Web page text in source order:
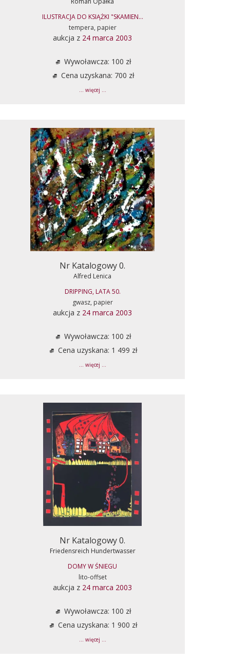
ILUSTRACJA DO KSIĄŻKI "SKAMIEN...
tempera, papier
aukcja z 24 marca 2003
Wywoławcza: 100 zł
Cena uzyskana: 700 zł
... więcej ...
Nr Katalogowy 0.
Alfred Lenica
DRIPPING, LATA 50.
gwasz, papier
aukcja z 24 marca 2003
Wywoławcza: 100 zł
Cena uzyskana: 1 499 zł
... więcej ...
Nr Katalogowy 0.
Friedensreich Hundertwasser
DOMY W ŚNIEGU
lito-offset
aukcja z 24 marca 2003
Wywoławcza: 100 zł
Cena uzyskana: 1 900 zł
... więcej ...